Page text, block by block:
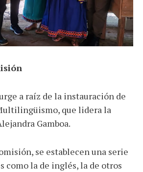
a raíz de la instauración de
que lidera la
Gamboa.
se establecen una serie
como la de inglés, la de otros